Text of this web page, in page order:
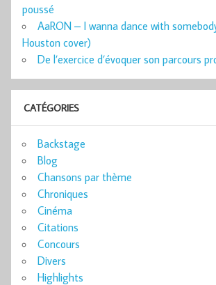
poussé
AaRON – I wanna dance with
Houston cover)
De l’exercice d’évoquer son parcours
CATÉGORIES
Backstage
Blog
Chansons par thème
Chroniques
Cinéma
Citations
Concours
Divers
Highlights